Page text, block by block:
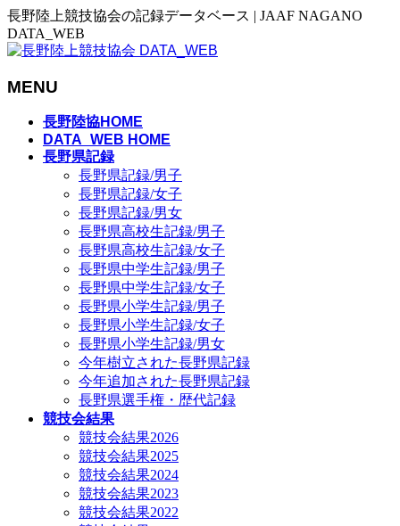
長野陸上競技協会の記録データベース | JAAF NAGANO
DATA_WEB
MENU
長野陸協HOME
DATA_WEB HOME
長野県記録
長野県記録/男子
長野県記録/女子
長野県記録/男女
長野県高校生記録/男子
長野県高校生記録/女子
長野県中学生記録/男子
長野県中学生記録/女子
長野県小学生記録/男子
長野県小学生記録/女子
長野県小学生記録/男女
今年樹立された長野県記録
今年追加された長野県記録
長野県選手権・歴代記録
競技会結果
競技会結果2026
競技会結果2025
競技会結果2024
競技会結果2023
競技会結果2022